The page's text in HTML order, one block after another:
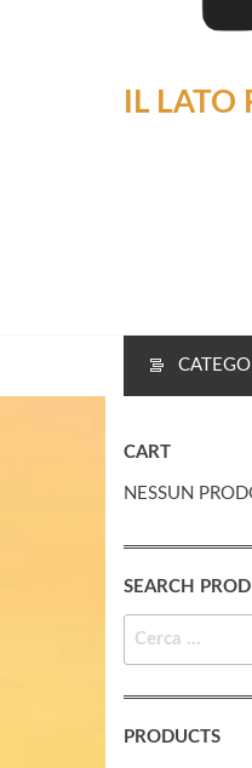
IL
CART
NESSUN
SEARCH
RICERCA
PRODUCTS